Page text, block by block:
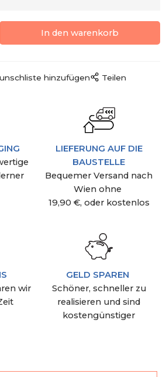
hinzufügen Teilen
LIEFERUNG AUF DIE
BAUSTELLE
Bequemer Versand nach
Wien ohne
19,90 €, oder kostenlos
wir
GELD SPAREN
Schöner, schneller zu
realisieren und sind
kostengünstiger